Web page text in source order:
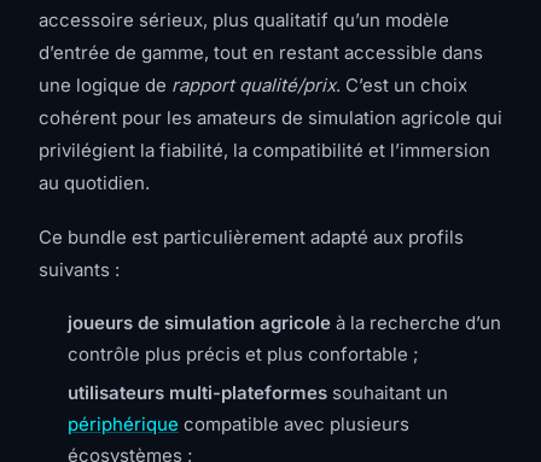
accessoire sérieux, plus qualitatif qu’un modèle
d’entrée de gamme, tout en restant accessible dans
une logique de rapport qualité/prix. C’est un choix
cohérent pour les amateurs de simulation agricole qui
privilégient la fiabilité, la compatibilité et l’immersion
au quotidien.
Ce bundle est particulièrement adapté aux profils
suivants :
joueurs de simulation agricole à la recherche d’un
contrôle plus précis et plus confortable ;
utilisateurs multi-plateformes souhaitant un
périphérique compatible avec plusieurs
écosystèmes ;